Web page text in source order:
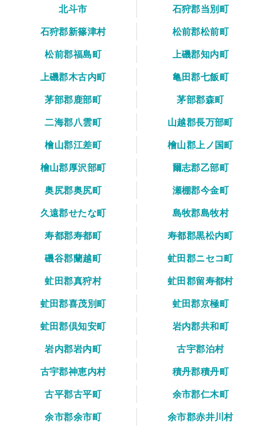
北斗市
石狩郡当別町
石狩郡新篠津村
松前郡松前町
松前郡福島町
上磯郡知内町
上磯郡木古内町
亀田郡七飯町
茅部郡鹿部町
茅部郡森町
二海郡八雲町
山越郡長万部町
檜山郡江差町
檜山郡上ノ国町
檜山郡厚沢部町
爾志郡乙部町
奥尻郡奥尻町
瀬棚郡今金町
久遠郡せたな町
島牧郡島牧村
寿都郡寿都町
寿都郡黒松内町
磯谷郡蘭越町
虻田郡ニセコ町
虻田郡真狩村
虻田郡留寿都村
虻田郡喜茂別町
虻田郡京極町
虻田郡倶知安町
岩内郡共和町
岩内郡岩内町
古宇郡泊村
古宇郡神恵内村
積丹郡積丹町
古平郡古平町
余市郡仁木町
余市郡余市町
余市郡赤井川村